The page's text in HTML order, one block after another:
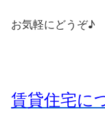
お気軽にどうぞ♪
賃貸住宅に